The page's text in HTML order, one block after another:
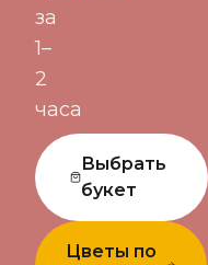
за
1–
2
часа
Выбрать
букет
Цветы по